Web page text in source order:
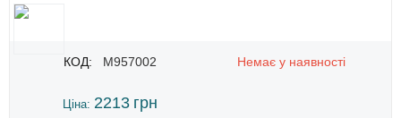
КОД: M957002 Немає у наявності
Ціна: 2213 грн